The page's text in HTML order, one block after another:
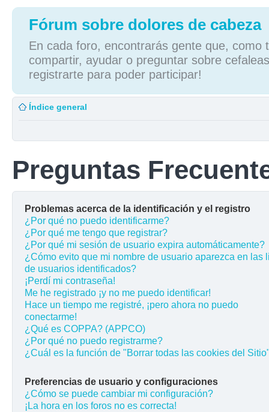
Fórum sobre dolores de cabeza
En cada foro, encontrarás gente que, como
compartir, ayudar o preguntar sobre
registrarte para poder participar!
Índice general
Preguntas
Problemas acerca de la identificación y el registro
¿Por qué no puedo identificarme?
¿Por qué me tengo que registrar?
¿Por qué mi sesión de usuario expira automáticamente?
¿Cómo evito que mi nombre de usuario aparezca en las
de usuarios identificados?
¡Perdí mi contraseña!
Me he registrado ¡y no me puedo identificar!
Hace un tiempo me registré, ¡pero ahora no puedo
conectarme!
¿Qué es COPPA? (APPCO)
¿Por qué no puedo registrarme?
¿Cuál es la función de "Borrar todas las cookies del
Preferencias de usuario y configuraciones
¿Cómo se puede cambiar mi configuración?
¡La hora en los foros no es correcta!